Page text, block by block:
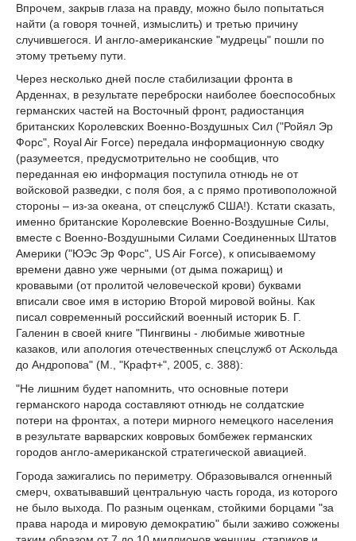
Впрочем, закрыв глаза на правду, можно было попытаться
найти (а говоря точней, измыслить) и третью причину
случившегося. И англо-американские "мудрецы" пошли по
этому третьему пути.
Через несколько дней после стабилизации фронта в
Арденнах, в результате переброски наиболее боеспособных
германских частей на Восточный фронт, радиостанция
британских Королевских Военно-Воздушных Сил ("Ройял Эр
Форс", Royal Air Force) передала информационную сводку
(разумеется, предусмотрительно не сообщив, что
переданная ею информация поступила отнюдь не от
войсковой разведки, с поля боя, а с прямо противоположной
стороны – из-за океана, от спецслужб США!). Кстати сказать,
именно британские Королевские Военно-Воздушные Силы,
вместе с Военно-Воздушными Силами Соединенных Штатов
Америки ("ЮЭс Эр Форс", US Air Force), к описываемому
времени давно уже черными (от дыма пожарищ) и
кровавыми (от пролитой человеческой крови) буквами
вписали свое имя в историю Второй мировой войны. Как
писал современный российский военный историк Б. Г.
Галенин в своей книге "Пингвины - любимые животные
казаков, или апология отечественных спецслужб от Аскольда
до Андропова" (М., "Крафт+", 2005, с. 388):
"Не лишним будет напомнить, что основные потери
германского народа составляют отнюдь не солдатские
потери на фронтах, а потери мирного немецкого населения
в результате варварских ковровых бомбежек германских
городов англо-американской стратегической авиацией.
Города зажигались по периметру. Образовывался огненный
смерч, охватывавший центральную часть города, из которого
не было выхода. По разным оценкам, стойкими борцами "за
права народа и мировую демократию" были заживо сожжены